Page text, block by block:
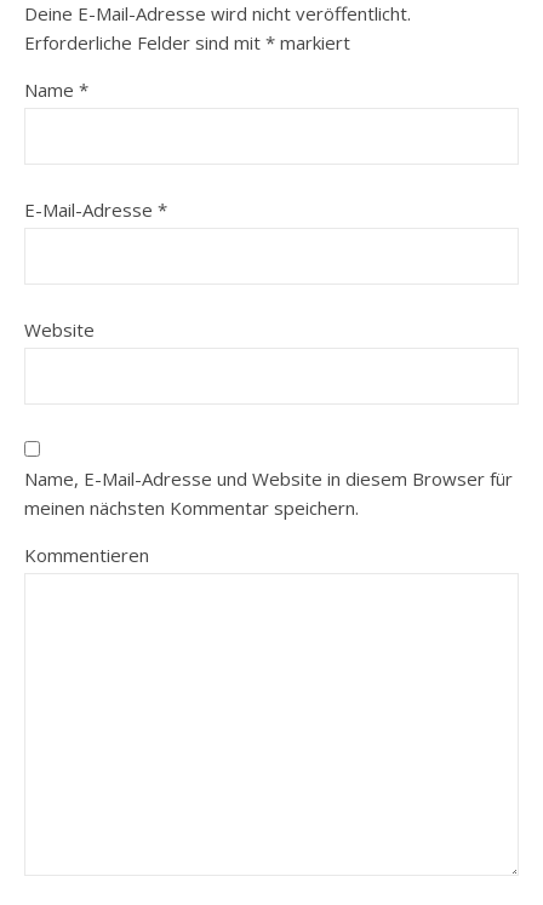
Deine E-Mail-Adresse wird nicht veröffentlicht.
Erforderliche Felder sind mit * markiert
Name *
E-Mail-Adresse *
Website
Name, E-Mail-Adresse und Website in diesem Browser für
meinen nächsten Kommentar speichern.
Kommentieren